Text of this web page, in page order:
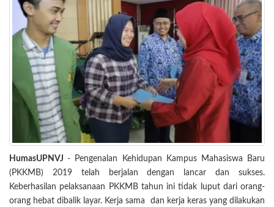
HumasUPNVJ- Pengenalan Kehidupan Kampus Mahasiswa Baru
(PKKMB) 2019 telah berjalan dengan lancar dan sukses.
Keberhasilan pelaksanaan PKKMB tahun ini tidak luput dari orang-
orang hebat dibalik layar. Kerja sama dan kerja keras yang dilakukan